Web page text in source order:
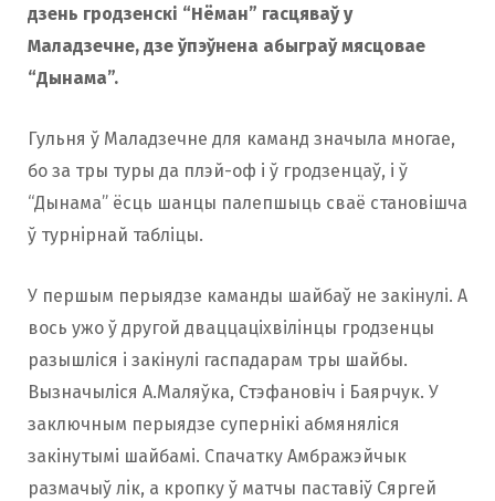
дзень гродзенскі “Нёман” гасцяваў у
Маладзечне, дзе ўпэўнена абыграў мясцовае
“Дынама”.
Гульня ў Маладзечне для каманд значыла многае,
бо за тры туры да плэй-оф і ў гродзенцаў, і ў
“Дынама” ёсць шанцы палепшыць сваё становішча
ў турнiрнай табліцы.
У першым перыядзе каманды шайбаў не закінулі. А
вось ужо ў другой дваццаціхвілiнцы гродзенцы
разышліся і закінулі гаспадарам тры шайбы.
Вызначыліся А.Маляўка, Стэфановіч і Баярчук. У
заключным перыядзе супернікі абмяняліся
закінутымі шайбамі. Спачатку Амбражэйчык
размачыў лiк, а кропку ў матчы паставіў Сяргей